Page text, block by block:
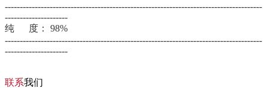
--------------------------------------------------------------------------------------
---------------------
纯 度： 98%
--------------------------------------------------------------------------------------
---------------------
联系我们